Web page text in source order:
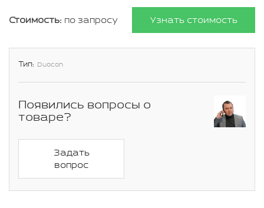
Стоимость: по запросу Узнать стоимость
Тип: Duocon
Появились вопросы о
товаре?
Задать
вопрос